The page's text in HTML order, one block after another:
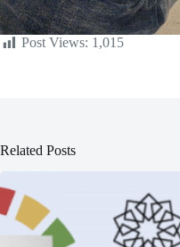
Post Views: 1,015
Related Posts